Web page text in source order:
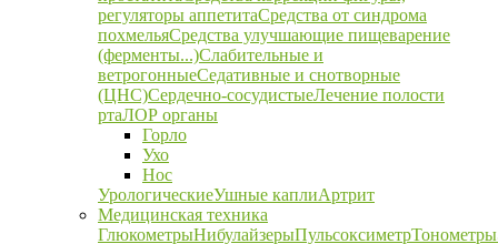
регуляторы аппетитаСредства от синдрома
похмельяСредства улучшающие пищеварение
(ферменты...)Слабительные и
ветрогонныеСедативные и снотворные
(ЦНС)Сердечно-сосудистыеЛечение полости
ртаЛОР органы
Горло
Ухо
Нос
УрологическиеУшные каплиАртрит
Медицинская техника
ГлюкометрыНибулайзерыПульсоксиметрТонометры